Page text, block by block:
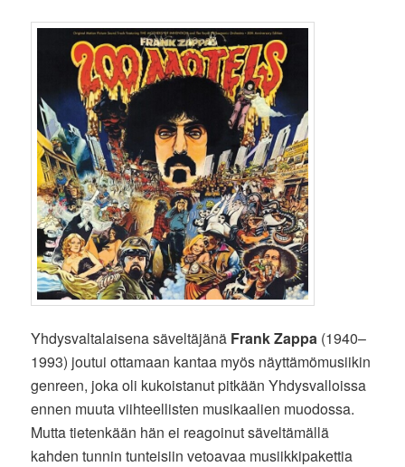
Yhdysvaltalaisena säveltäjänä Frank Zappa (1940–
1993) joutui ottamaan kantaa myös näyttämömusiikin
genreen, joka oli kukoistanut pitkään Yhdysvalloissa
ennen muuta viihteellisten musikaalien muodossa.
Mutta tietenkään hän ei reagoinut säveltämällä
kahden tunnin tunteisiin vetoavaa musiikkipakettia